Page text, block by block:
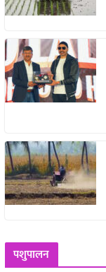
पशुपालन